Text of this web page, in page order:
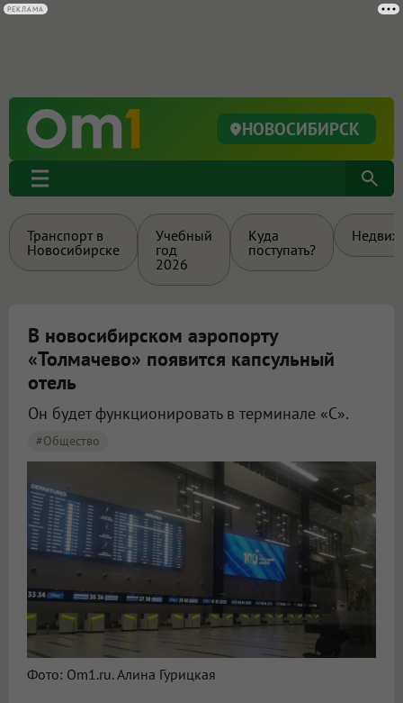
НОВОСИБИРСК
Транспорт в
Новосибирске
Учебный
год
2026
Куда
поступать?
В новосибирском аэропорту
«Толмачево» появится капсульный
отель
Он будет функционировать в терминале «С».
#Общество
Фото: Om1.ru. Алина Гурицкая
РЕКЛАМА